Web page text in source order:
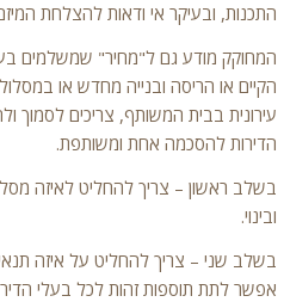
התכנות, ובעיקר אי ודאות להצלחת
הקיים או הריסה ובנייה מחדש או
עירונית בבית המשותף, צריכים לסמוך
הדירות להסכמה אחת ומשותפת.
ובינוי.
בשלב שני – צריך להחליט על איזה
אפשר לתת תוספות זהות לכל בעלי